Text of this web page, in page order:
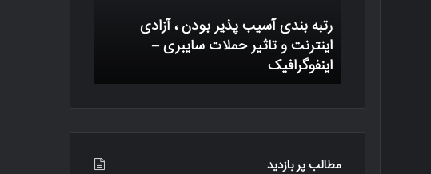
آزادی
اینترنت
تاثیر
حملات
رتبه بندی آسیب پذیر بودن ، آزادی
اینترنت و تاثیر حملات سایبری –
اینفوگرافیک
مطالب پر بازدید